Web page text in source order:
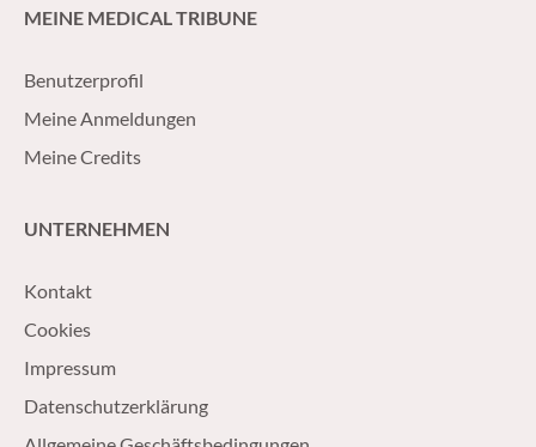
MEINE MEDICAL TRIBUNE
Benutzerprofil
Meine Anmeldungen
Meine Credits
UNTERNEHMEN
Kontakt
Cookies
Impressum
Datenschutzerklärung